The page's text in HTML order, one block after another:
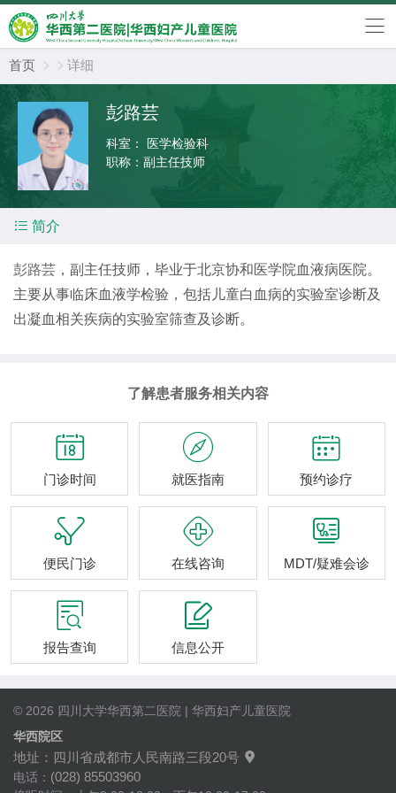
首页   详细
彭路芸
科室：
医学检验科
职称： 副主任技师
 简介
彭路芸 ，副主任技师，毕业于北京协和医学院血液病医院。
主要从事临床血液学检验，包括儿童白血病的实验室诊断及
出凝血相关疾病的实验室筛查及诊断。
了解患者服务相关内容

门诊时间

就医指南

预约诊疗

便民门诊

在线咨询

MDT/疑难会诊

报告查询

信息公开
© 2026 四川大学华西第二医院 | 华西妇产儿童医院
华西院区
地址：四川省成都市人民南路三段20号 
电话： (028) 85503960